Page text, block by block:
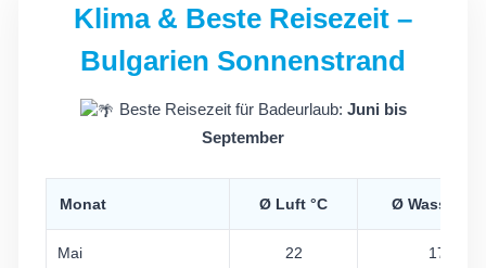
Klima & Beste Reisezeit –
Bulgarien Sonnenstrand
Beste Reisezeit für Badeurlaub:Juni bis
September
Monat Ø Luft °C Ø Wasser °C
Mai 22 17